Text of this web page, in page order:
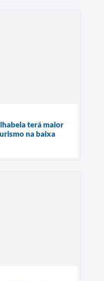
terá maior
na baixa